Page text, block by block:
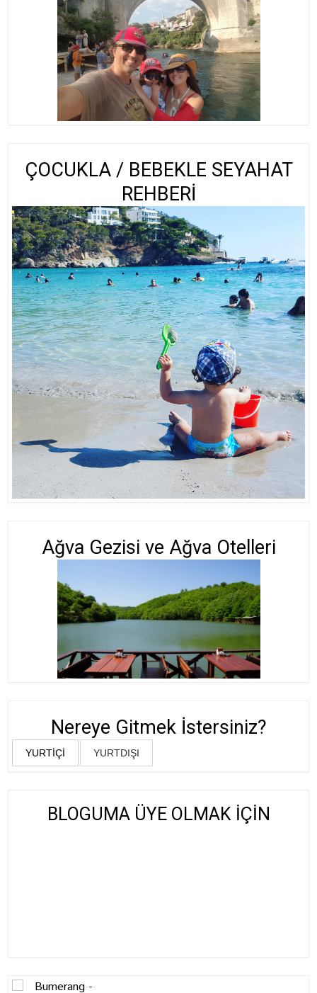
ÇOCUKLA / BEBEKLE SEYAHAT
REHBERİ
Ağva Gezisi ve Ağva Otelleri
Nereye Gitmek İstersiniz?
YURTİÇİ YURTDIŞI
BLOGUMA ÜYE OLMAK İÇİN